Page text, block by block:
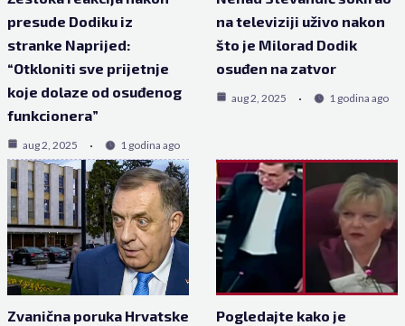
presude Dodiku iz
stranke Naprijed:
“Otkloniti sve prijetnje
koje dolaze od osuđenog
funkcionera”
aug 2, 2025 1 godina ago
na televiziji uživo nakon
što je Milorad Dodik
osuđen na zatvor
aug 2, 2025 1 godina ago
Zvanična poruka Hrvatske
Pogledajte kako je